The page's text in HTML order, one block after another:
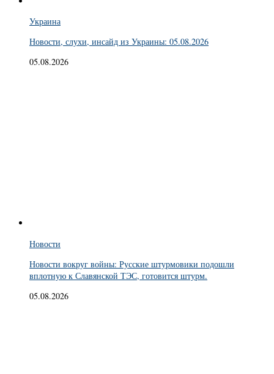
Украина
Новости, слухи, инсайд из Украины: 05.08.2026
05.08.2026
Новости
Новости вокруг войны: Русские штурмовики подошли
вплотную к Славянской ТЭС, готовится штурм.
05.08.2026